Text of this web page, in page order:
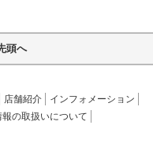
頭へ
店舗紹介
インフォメーション
報の取扱いについて